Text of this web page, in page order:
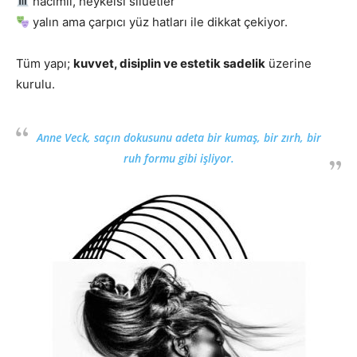
yalın ama çarpıcı yüz hatları ile dikkat çekiyor.
Tüm yapı; kuvvet, disiplin ve estetik sadelik üzerine
kurulu.
Anne Veck, saçın dokusunu adeta bir kumaş, bir zırh, bir
ruh formu gibi işliyor.